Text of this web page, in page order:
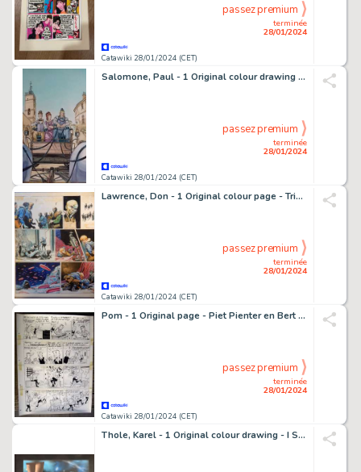
Catawiki 28/01/2024 (CET)
terminée
28/01/2024
passez premium
Salomone, Paul - 1 Original colour drawing - L'Homme qui n'aimait pas les armes à feu - Affiche festival de BD de Saint Gilles - 2013
Catawiki 28/01/2024 (CET)
terminée
28/01/2024
passez premium
Lawrence, Don - 1 Original colour page - Trigië - De Rode Dood - 1974
Catawiki 28/01/2024 (CET)
terminée
28/01/2024
passez premium
Pom - 1 Original page - Piet Pienter en Bert Bibber 9 - Buldaarse Rhapsodie - 1958
Catawiki 28/01/2024 (CET)
terminée
28/01/2024
passez premium
Thole, Karel - 1 Original colour drawing - I Signori del Tempo - (anni 1980)